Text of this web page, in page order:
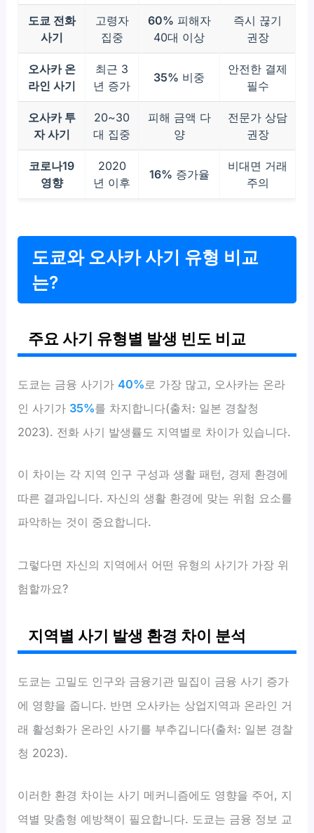
도쿄 전화
사기
고령자
집중
60% 피해자
40대 이상
즉시 끊기
권장
오사카 온
라인 사기
최근 3
년 증가
35% 비중
안전한 결제
필수
오사카 투
자 사기
20~30
대 집중
피해 금액 다
양
전문가 상담
권장
코로나19
영향
2020
년 이후
16% 증가율
비대면 거래
주의
도쿄와 오사카 사기 유형 비교
는?
주요 사기 유형별 발생 빈도 비교
도쿄는 금융 사기가40%로 가장 많고, 오사카는 온라
인 사기가 35%를 차지합니다(출처: 일본 경찰청
2023). 전화 사기 발생률도 지역별로 차이가 있습니다.
이 차이는 각 지역 인구 구성과 생활 패턴, 경제 환경에
따른 결과입니다. 자신의 생활 환경에 맞는 위험 요소를
파악하는 것이 중요합니다.
그렇다면 자신의 지역에서 어떤 유형의 사기가 가장 위
험할까요?
지역별 사기 발생 환경 차이 분석
도쿄는 고밀도 인구와 금융기관 밀집이 금융 사기 증가
에 영향을 줍니다. 반면 오사카는 상업지역과 온라인 거
래 활성화가 온라인 사기를 부추깁니다(출처: 일본 경찰
청 2023).
이러한 환경 차이는 사기 메커니즘에도 영향을 주어, 지
역별 맞춤형 예방책이 필요합니다. 도쿄는 금융 정보 교